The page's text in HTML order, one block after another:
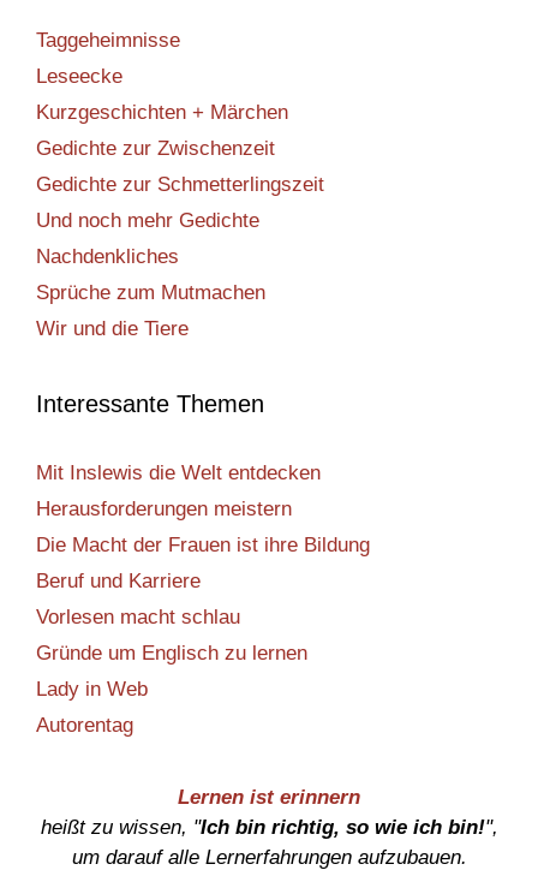
Taggeheimnisse
Leseecke
Kurzgeschichten + Märchen
Gedichte zur Zwischenzeit
Gedichte zur Schmetterlingszeit
Und noch mehr Gedichte
Nachdenkliches
Sprüche zum Mutmachen
Wir und die Tiere
Interessante Themen
Mit Inslewis die Welt entdecken
Herausforderungen meistern
Die Macht der Frauen ist ihre Bildung
Beruf und Karriere
Vorlesen macht schlau
Gründe um Englisch zu lernen
Lady in Web
Autorentag
Lernen ist erinnern
heißt zu wissen, "Ich bin richtig, so wie ich bin!",
um darauf alle Lernerfahrungen aufzubauen.